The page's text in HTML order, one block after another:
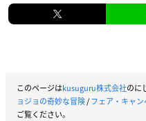
このページはkusuguru株式会社のに
ョジョの奇妙な冒険/フェア・キャン
ご覧ください。